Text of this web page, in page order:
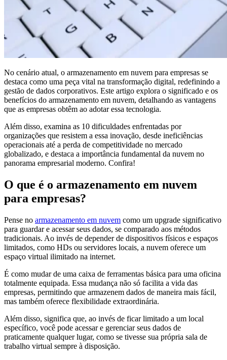
No cenário atual, o armazenamento em nuvem para empresas se
destaca como uma peça vital na transformação digital, redefinindo a
gestão de dados corporativos. Este artigo explora o significado e os
benefícios do armazenamento em nuvem, detalhando as vantagens
que as empresas obtêm ao adotar essa tecnologia.
Além disso, examina as 10 dificuldades enfrentadas por
organizações que resistem a essa inovação, desde ineficiências
operacionais até a perda de competitividade no mercado
globalizado, e destaca a importância fundamental da nuvem no
panorama empresarial moderno. Confira!
O que é o armazenamento em nuvem
para empresas?
Pense no armazenamento em nuvem como um upgrade significativo
para guardar e acessar seus dados, se comparado aos métodos
tradicionais. Ao invés de depender de dispositivos físicos e espaços
limitados, como HDs ou servidores locais, a nuvem oferece um
espaço virtual ilimitado na internet.
É como mudar de uma caixa de ferramentas básica para uma oficina
totalmente equipada. Essa mudança não só facilita a vida das
empresas, permitindo que armazenem dados de maneira mais fácil,
mas também oferece flexibilidade extraordinária.
Além disso, significa que, ao invés de ficar limitado a um local
específico, você pode acessar e gerenciar seus dados de
praticamente qualquer lugar, como se tivesse sua própria sala de
trabalho virtual sempre à disposição.